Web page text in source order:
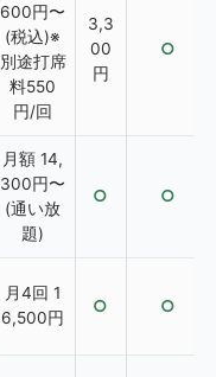
600円〜
(税込)※
別途打席
料550
円/回
3,3
00
円
○
月額 14,
300円〜
(通い放
題)
○ ○
月4回 1
6,500円
○ ○